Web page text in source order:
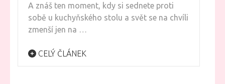
A znáš ten moment, kdy si sednete proti
sobě u kuchyňského stolu a svět se na chvíli
zmenší jen na …
CELÝ ČLÁNEK